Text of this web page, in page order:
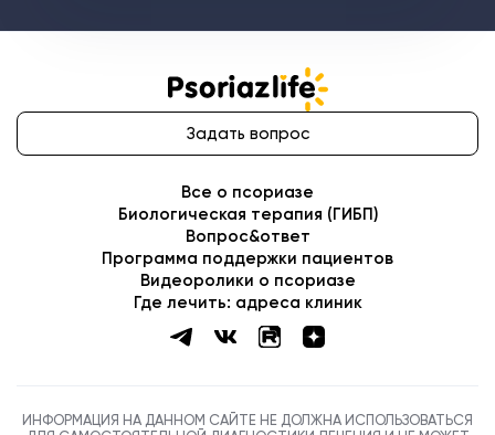
Задать вопрос
Все о псориазе
Биологическая терапия (ГИБП)
Вопрос&ответ
Программа поддержки пациентов
Видеоролики о псориазе
Где лечить: адреса клиник
ИНФОРМАЦИЯ НА ДАННОМ САЙТЕ НЕ ДОЛЖНА ИСПОЛЬЗОВАТЬСЯ